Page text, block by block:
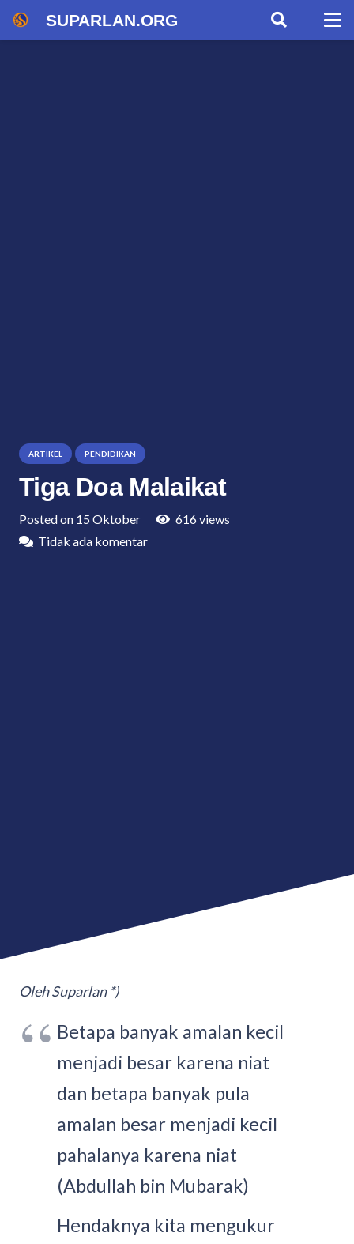
SUPARLAN.ORG
ARTIKEL PENDIDIKAN
Tiga Doa Malaikat
Posted on 15 Oktober 616views
Tidak ada komentar
Oleh Suparlan *)
Betapa banyak amalan kecil
menjadi besar karena niat
dan betapa banyak pula
amalan besar menjadi kecil
pahalanya karena niat
(Abdullah bin Mubarak)
Hendaknya kita mengukur